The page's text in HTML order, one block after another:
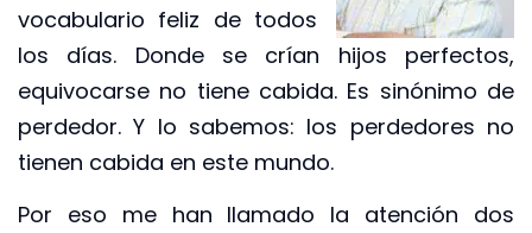
vocabulario feliz de todos
los días. Donde se crían hijos perfectos,
equivocarse no tiene cabida. Es sinónimo de
perdedor. Y lo sabemos: los perdedores no
tienen cabida en este mundo.
Por eso me han llamado la atención dos